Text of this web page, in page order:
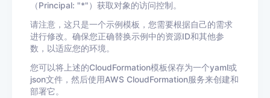
（Principal: "*"）获取对象的访问控制。
请注意，这只是一个示例模板，您需要根据自己的需求
进行修改。确保您正确替换示例中的资源ID和其他参
数，以适应您的环境。
您可以将上述的CloudFormation模板保存为一个yaml或
json文件，然后使用AWS CloudFormation服务来创建和
部署它。